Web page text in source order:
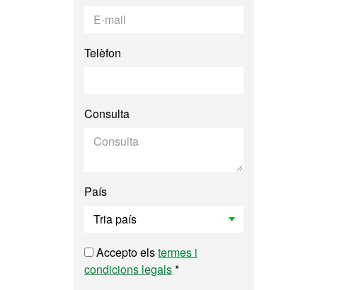
Telèfon
Consulta
País
Accepto elstermes i
condicions legals*